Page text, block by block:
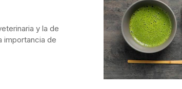
y la de
importancia de